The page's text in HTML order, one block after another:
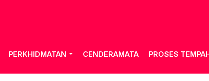
PERKHIDMATAN CENDERAMATA PROSES